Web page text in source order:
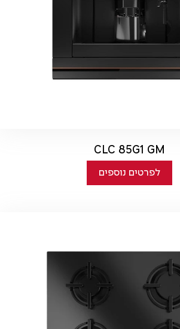
CLC 85G1 GM
לפרטים נוספים